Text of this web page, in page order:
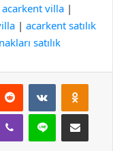
acarkent villa |
| acarkent satılık
satılık
Reddit VKontakte
Viber Line E-Posta ile